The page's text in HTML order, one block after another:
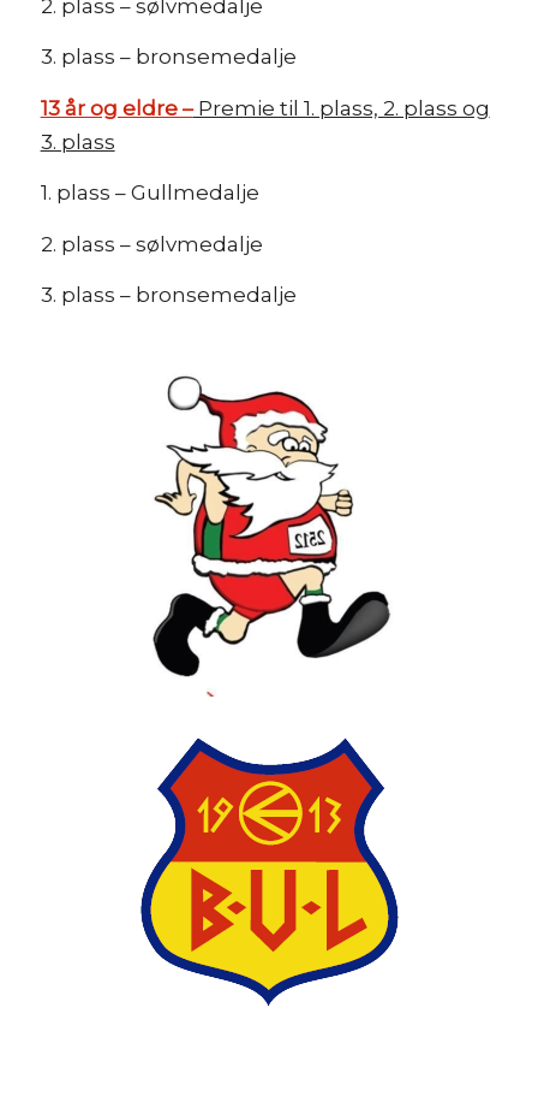
2. plass – sølvmedalje
3. plass – bronsemedalje
13 år og eldre –Premie til 1. plass, 2. plass og
3. plass
1. plass – Gullmedalje
2. plass – sølvmedalje
3. plass – bronsemedalje